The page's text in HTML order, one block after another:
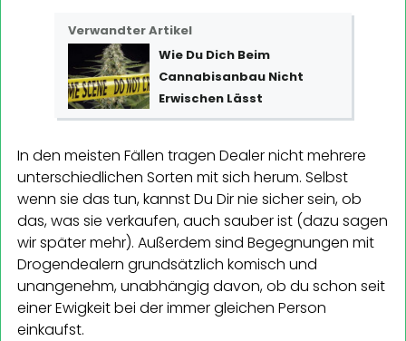
Verwandter Artikel
Wie Du Dich Beim
Cannabisanbau Nicht
Erwischen Lässt
In den meisten Fällen tragen Dealer nicht mehrere
unterschiedlichen Sorten mit sich herum. Selbst
wenn sie das tun, kannst Du Dir nie sicher sein, ob
das, was sie verkaufen, auch sauber ist (dazu sagen
wir später mehr). Außerdem sind Begegnungen mit
Drogendealern grundsätzlich komisch und
unangenehm, unabhängig davon, ob du schon seit
einer Ewigkeit bei der immer gleichen Person
einkaufst.